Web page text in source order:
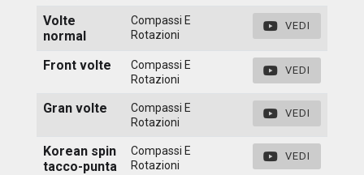
Volte
normal
Compassi E
Rotazioni
VEDI
Front volte
Compassi E
Rotazioni
VEDI
Gran volte
Compassi E
Rotazioni
VEDI
Korean spin
tacco-punta
Compassi E
Rotazioni
VEDI